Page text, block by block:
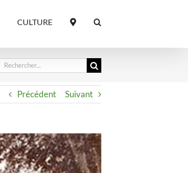
CULTURE
Rechercher:
Précédent Suivant